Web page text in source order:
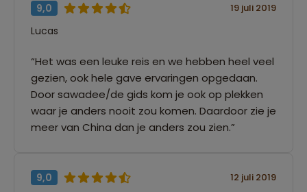
9,0 19 juli 2019
Lucas
“Het was een leuke reis en we hebben heel veel
gezien, ook hele gave ervaringen opgedaan.
Door sawadee/de gids kom je ook op plekken
waar je anders nooit zou komen. Daardoor zie je
meer van China dan je anders zou zien.”
9,0 12 juli 2019